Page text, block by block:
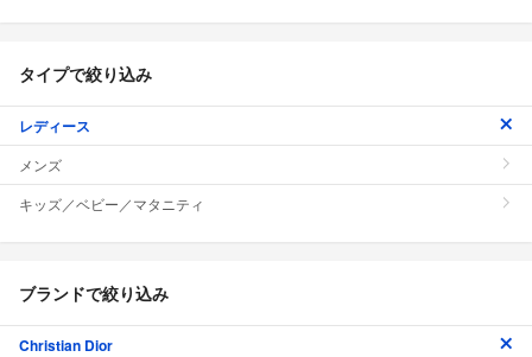
タイプで絞り込み
レディース
メンズ
キッズ／ベビー／マタニティ
ブランドで絞り込み
Christian Dior